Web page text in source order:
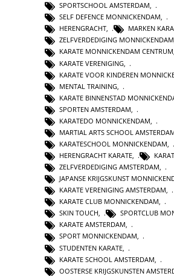
SPORTSCHOOL AMSTERDAM,
SELF DEFENCE MONNICKENDAM,
HERENGRACHT, MARKEN
ZELFVERDEDIGING MONNICKENDAM
KARATE MONNICKENDAM CENTRUM,
KARATE VERENIGING
KARATE VOOR KINDEREN
MENTAL TRAINING
KARATE BINNENSTAD
SPORTEN AMSTERDAM
KARATEDO MONNICKENDAM
MARTIAL ARTS SCHOOL
KARATESCHOOL MONNICKENDAM
HERENGRACHT KARATE,
ZELFVERDEDIGING AMSTERDAM,
JAPANSE KRIJGSKUNST
KARATE VERENIGING AMSTERDAM,
KARATE CLUB MONNICKENDAM,
SKIN TOUCH, SPORTCLUB
KARATE AMSTERDAM,
SPORT MONNICKENDAM,
STUDENTEN KARATE
KARATE SCHOOL AMSTERDAM
OOSTERSE KRIJGSKUNSTEN